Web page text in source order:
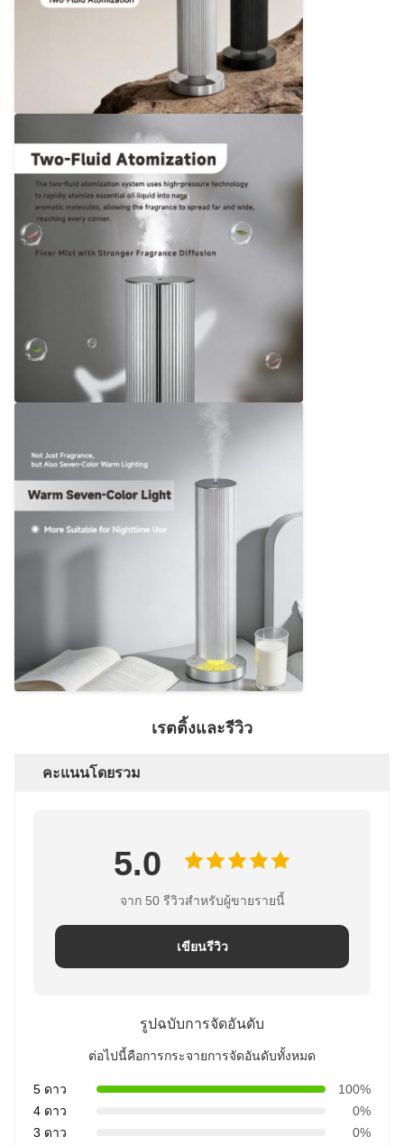
เรตติ้งและรีวิว
คะแนนโดยรวม
5.0
จาก 50 รีวิวสำหรับผู้ขายรายนี้
เขียนรีวิว
รูปฉบับการจัดอันดับ
ต่อไปนี้คือการกระจายการจัดอันดับทั้งหมด
5 ดาว
100%
4 ดาว
0%
3 ดาว
0%